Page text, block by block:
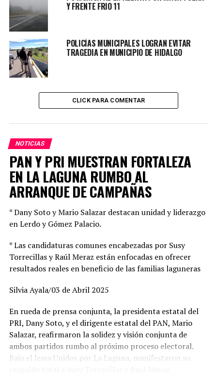
Y FRENTE FRIO 11
POLICÍAS MUNICIPALES LOGRAN EVITAR
TRAGEDIA EN MUNICIPIO DE HIDALGO
CLICK PARA COMENTAR
NOTICIAS
PAN Y PRI MUESTRAN FORTALEZA
EN LA LAGUNA RUMBO AL
ARRANQUE DE CAMPAÑAS
* Dany Soto y Mario Salazar destacan unidad y liderazgo
en Lerdo y Gómez Palacio.
* Las candidaturas comunes encabezadas por Susy
Torrecillas y Raúl Meraz están enfocadas en ofrecer
resultados reales en beneficio de las familias laguneras
Silvia Ayala/03 de Abril 2025
En rueda de prensa conjunta, la presidenta estatal del
PRI, Dany Soto, y el dirigente estatal del PAN, Mario
Salazar, reafirmaron la solidez y visión conjunta de
ambos partidos rumbo al próximo proceso electoral.
Bajo el lema Unidos por La Laguna, manifestaron su